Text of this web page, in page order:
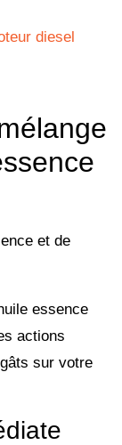
diesel
essence
actions
sur votre